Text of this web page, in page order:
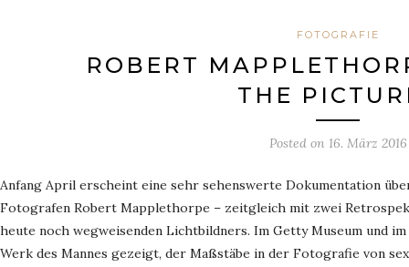
FOTOGRAFIE
ROBERT
THE
Posted on 16. März 2016
Anfang April erscheint eine sehr sehenswerte Dokumentation
Fotografen Robert Mapplethorpe – zeitgleich mit zwei
heute noch wegweisenden Lichtbildners. Im Getty Museum und
Werk des Mannes gezeigt, der Maßstäbe in der Fotografie von